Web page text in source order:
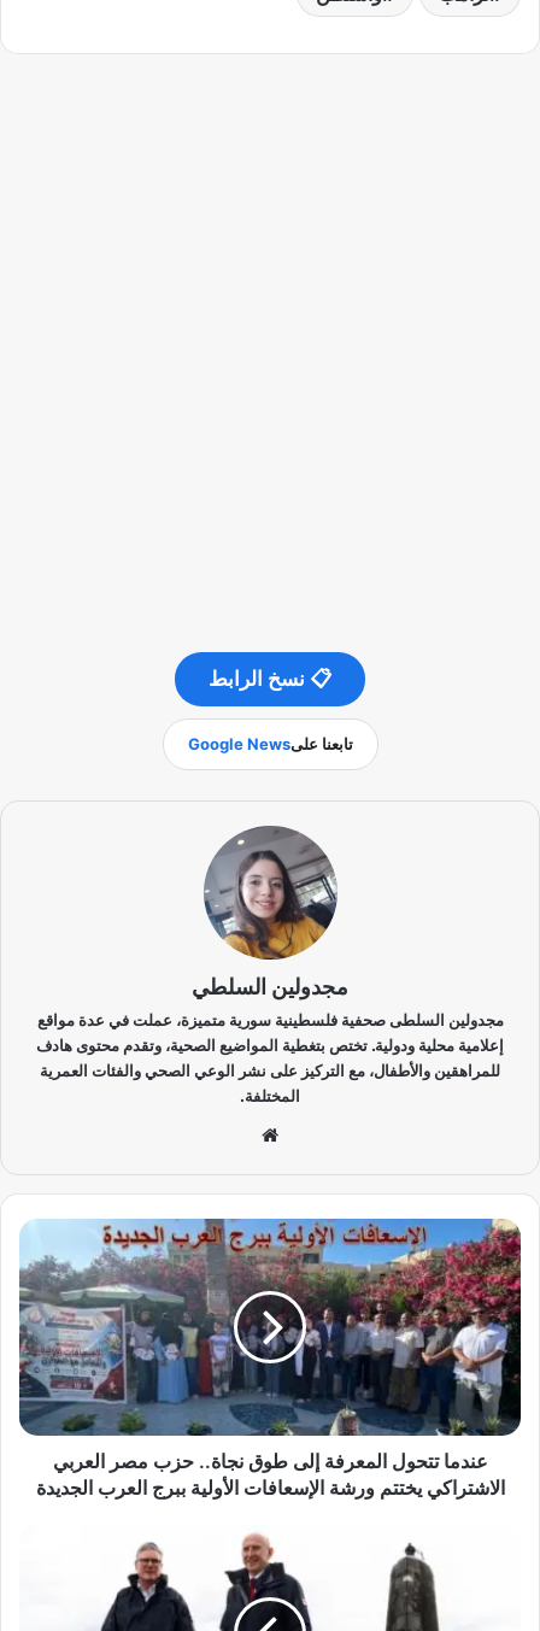
📋 نسخ الرابط
تابعنا علىGoogle News
مجدولين السلطي
مجدولين السلطى صحفية فلسطينية سورية متميزة، عملت في عدة مواقع
إعلامية محلية ودولية. تختص بتغطية المواضيع الصحية، وتقدم محتوى هادف
للمراهقين والأطفال، مع التركيز على نشر الوعي الصحي والفئات العمرية
المختلفة.
الوي
ب
ع
ن
د
م
ا
ت
ت
و
عندما تتحول المعرفة إلى طوق نجاة.. حزب مصر العربي
الاشتراكي يختتم ورشة الإسعافات الأولية ببرج العرب الجديدة